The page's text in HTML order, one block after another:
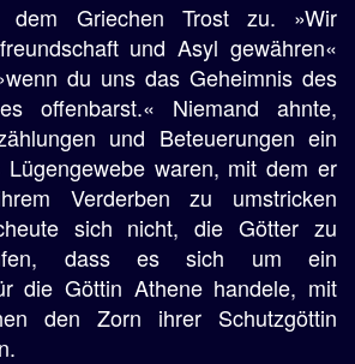
dem Griechen Trost zu. »Wir
und Asyl gewähren«
du uns das Geheimnis des
offenbarst.« Niemand ahnte,
und Beteuerungen ein
Lügengewebe waren, mit dem er
Verderben zu umstricken
sich nicht, die Götter zu
dass es sich um ein
die Göttin Athene handele, mit
den Zorn ihrer Schutzgöttin